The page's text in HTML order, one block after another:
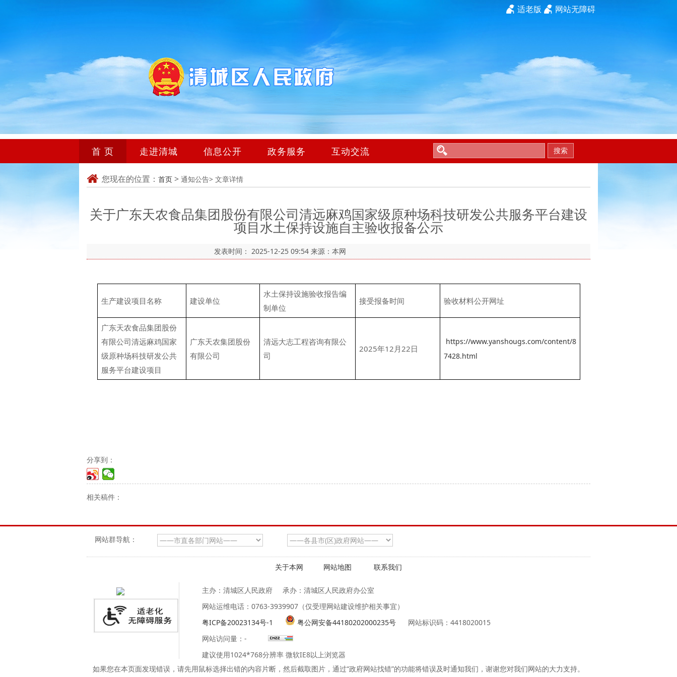
网站无障碍
适老版
首 页 走进清城 信息公开 政务服务 互动交流 搜索
您现在的位置： 首页 > 通知公告> 文章详情
关于广东天农食品集团股份有限公司清远麻鸡国家级原种场科技研发公共服务平台建设
项目水土保持设施自主验收报备公示
发表时间： 2025-12-25 09:54 来源：本网
生产建设项目名称 建设单位
水土保持设施验收报告编
制单位
接受报备时间 验收材料公开网址
广东天农食品集团股份
有限公司清远麻鸡国家
级原种场科技研发公共
服务平台建设项目
广东天农集团股份
有限公司
清远大志工程咨询有限公
司
2025年12月22日
https://www.yanshougs.com/content/8
7428.html
分享到：
相关稿件：
网站群导航：
关于本网 网站地图 联系我们
主办：清城区人民政府
承办：清城区人民政府办公室
网站运维电话：0763-3939907（仅受理网站建设维护相关事宜）
粤ICP备20023134号-1
粤公网安备44180202000235号
网站标识码：4418020015
网站访问量： -
建议使用1024*768分辨率 微软IE8以上浏览器
如果您在本页面发现错误，请先用鼠标选择出错的内容片断，然后截取图片，通过“政府网站找错”的功能将错误及时通知我们，谢谢您对我们网站的大力支持。